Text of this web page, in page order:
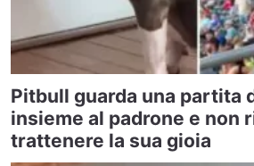
Pitbull guarda una partita
insieme al padrone e non
trattenere la sua gioia